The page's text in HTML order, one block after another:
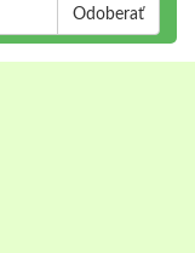
Odoberať